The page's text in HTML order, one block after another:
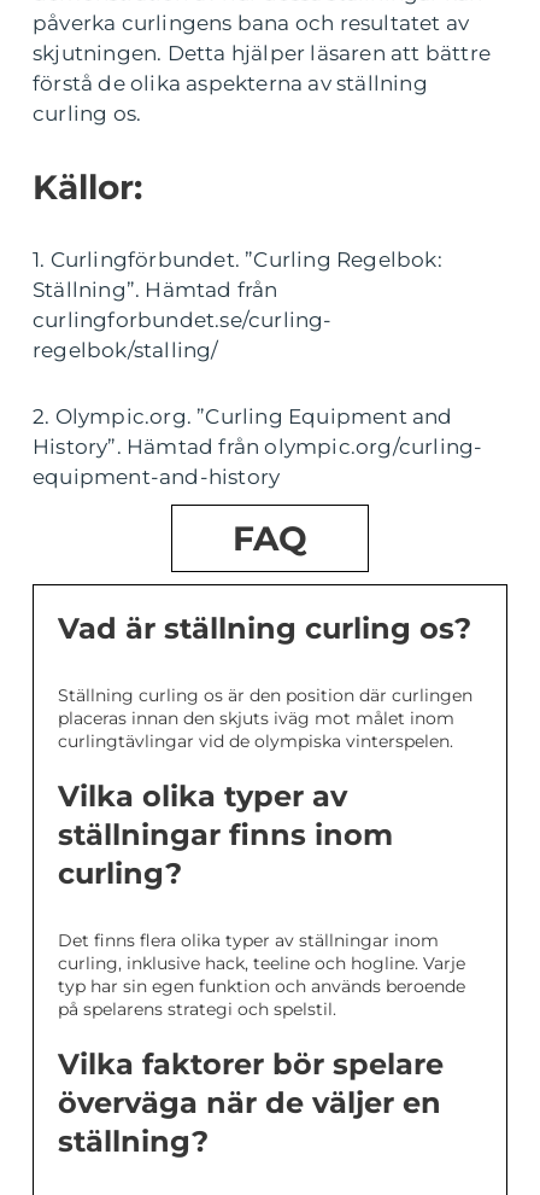
påverka curlingens bana och resultatet av
skjutningen. Detta hjälper läsaren att bättre
förstå de olika aspekterna av ställning
curling os.
Källor:
1. Curlingförbundet. ”Curling Regelbok:
Ställning”. Hämtad från
curlingforbundet.se/curling-
regelbok/stalling/
2. Olympic.org. ”Curling Equipment and
History”. Hämtad från olympic.org/curling-
equipment-and-history
FAQ
Vad är ställning curling os?
Ställning curling os är den position där curlingen
placeras innan den skjuts iväg mot målet inom
curlingtävlingar vid de olympiska vinterspelen.
Vilka olika typer av
ställningar finns inom
curling?
Det finns flera olika typer av ställningar inom
curling, inklusive hack, teeline och hogline. Varje
typ har sin egen funktion och används beroende
på spelarens strategi och spelstil.
Vilka faktorer bör spelare
överväga när de väljer en
ställning?